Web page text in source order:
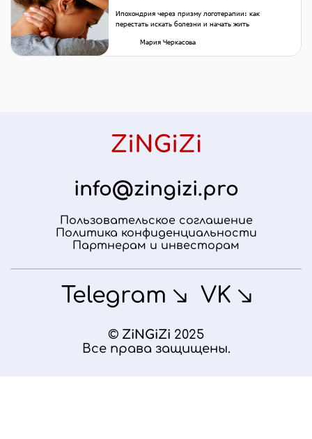
Ипохондрия через призму логотерапии: как
перестать искать болезни и начать жить
Мария Черкасова
info@zingizi.pro
Пользовательское соглашение
Политика конфиденциальности
Партнерам и инвесторам
Telegram VK
© ZiNGiZi 2025
Все права защищены.